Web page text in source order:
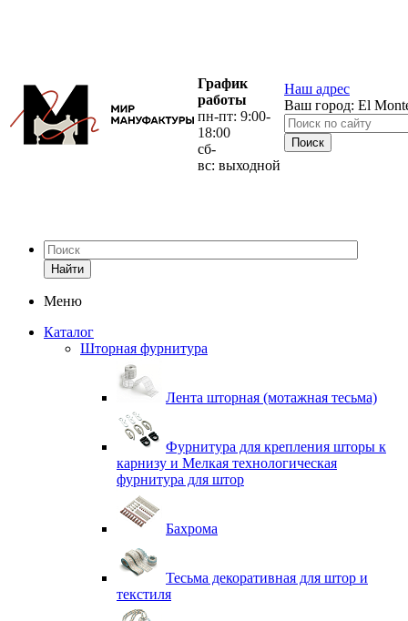
График
работы
пн-пт: 9:00-
18:00
сб-
вс: выходной
Наш адрес
Ваш город: El
Найти
Меню
Каталог
Шторная фурнитура
Лента шторная (мотажная тесьма)
Фурнитура для крепления шторы к
карнизу и Мелкая технологическая
фурнитура для штор
Бахрома
Тесьма декоративная для штор и
текстиля